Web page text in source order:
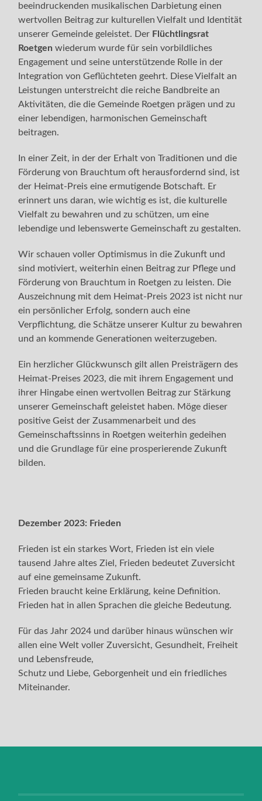
beeindruckenden musikalischen Darbietung einen
wertvollen Beitrag zur kulturellen Vielfalt und Identität
unserer Gemeinde geleistet. Der Flüchtlingsrat
Roetgen wiederum wurde für sein vorbildliches
Engagement und seine unterstützende Rolle in der
Integration von Geflüchteten geehrt. Diese Vielfalt an
Leistungen unterstreicht die reiche Bandbreite an
Aktivitäten, die die Gemeinde Roetgen prägen und zu
einer lebendigen, harmonischen Gemeinschaft
beitragen.
In einer Zeit, in der der Erhalt von Traditionen und die
Förderung von Brauchtum oft herausfordernd sind, ist
der Heimat-Preis eine ermutigende Botschaft. Er
erinnert uns daran, wie wichtig es ist, die kulturelle
Vielfalt zu bewahren und zu schützen, um eine
lebendige und lebenswerte Gemeinschaft zu gestalten.
Wir schauen voller Optimismus in die Zukunft und
sind motiviert, weiterhin einen Beitrag zur Pflege und
Förderung von Brauchtum in Roetgen zu leisten. Die
Auszeichnung mit dem Heimat-Preis 2023 ist nicht nur
ein persönlicher Erfolg, sondern auch eine
Verpflichtung, die Schätze unserer Kultur zu bewahren
und an kommende Generationen weiterzugeben.
Ein herzlicher Glückwunsch gilt allen Preisträgern des
Heimat-Preises 2023, die mit ihrem Engagement und
ihrer Hingabe einen wertvollen Beitrag zur Stärkung
unserer Gemeinschaft geleistet haben. Möge dieser
positive Geist der Zusammenarbeit und des
Gemeinschaftssinns in Roetgen weiterhin gedeihen
und die Grundlage für eine prosperierende Zukunft
bilden.
Dezember 2023: Frieden
Frieden ist ein starkes Wort, Frieden ist ein viele
tausend Jahre altes Ziel, Frieden bedeutet Zuversicht
auf eine gemeinsame Zukunft.
Frieden braucht keine Erklärung, keine Definition.
Frieden hat in allen Sprachen die gleiche Bedeutung.
Für das Jahr 2024 und darüber hinaus wünschen wir
allen eine Welt voller Zuversicht, Gesundheit, Freiheit
und Lebensfreude,
Schutz und Liebe, Geborgenheit und ein friedliches
Miteinander.